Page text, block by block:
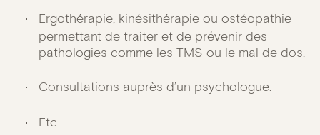
Ergothérapie, kinésithérapie ou ostéopathie
permettant de traiter et de prévenir des
pathologies comme les TMS ou le mal de dos.
Consultations auprès d’un psychologue.
Etc.